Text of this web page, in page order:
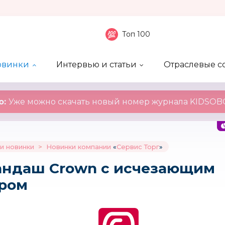
Топ 100
Интервью и статьи
Отраслевые
Уже можно скачать новый номер журнала
новинки > Новинки компании «Сервис Торг»
Crown с исчезающим